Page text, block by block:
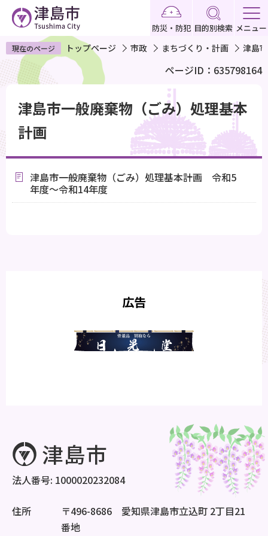
ペ
ー
ジ
の
で
す
防災・防犯 目的別検索 メニュー
現在のページ トップページ 市政 まちづくり・計画 津島
ページID：635798164
か
津島市一般廃棄物（ごみ）処理基本
計画
津島市一般廃棄物（ごみ）処理基本計画 令和5
年度～令和14年度
広告
法人番号: 1000020232084
住所
〒496-8686 愛知県津島市立込町 2丁目21
番地